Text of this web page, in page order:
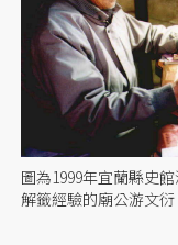
圖為1999年宜蘭縣史
解籤經驗的廟公游文